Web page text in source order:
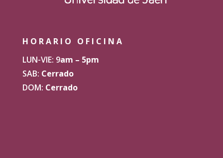
HORARIO OFICINA
LUN-VIE: 9am – 5pm
SAB: Cerrado
DOM: Cerrado